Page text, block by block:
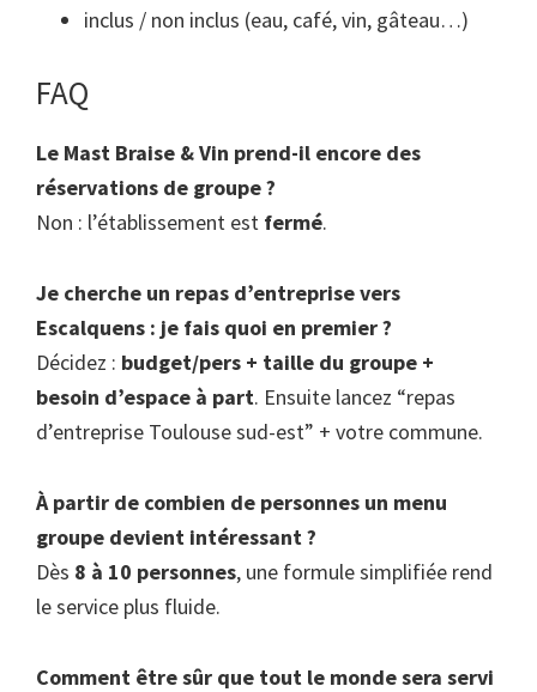
inclus / non inclus (eau, café, vin, gâteau…)
FAQ
Le Mast Braise & Vin prend-il encore des
réservations de groupe ?
Non : l’établissement est fermé.
Je cherche un repas d’entreprise vers
Escalquens : je fais quoi en premier ?
Décidez : budget/pers + taille du groupe +
besoin d’espace à part. Ensuite lancez “repas
d’entreprise Toulouse sud-est” + votre commune.
À partir de combien de personnes un menu
groupe devient intéressant ?
Dès 8 à 10 personnes, une formule simplifiée rend
le service plus fluide.
Comment être sûr que tout le monde sera servi